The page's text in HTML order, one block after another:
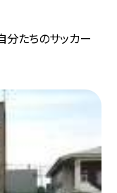
分たちのサッカー